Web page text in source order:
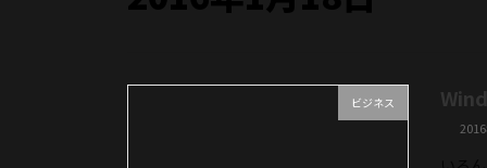
ビジネス